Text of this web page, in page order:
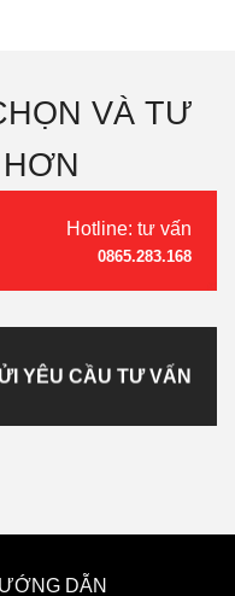
VÀ TƯ
Hotline: tư vấn
0865.283.168
YÊU CẦU TƯ VẤN
DẪN